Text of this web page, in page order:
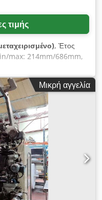
τιμής
, Έτος
max: 214mm/686mm,
απόδοση παραγωγής:
είναι εξοπλισμένο με
Περιλαμβάνει
μπορεί να κόψει και να
τεκμηρίωση. Είναι
Amioa
Μικρή αγγελία